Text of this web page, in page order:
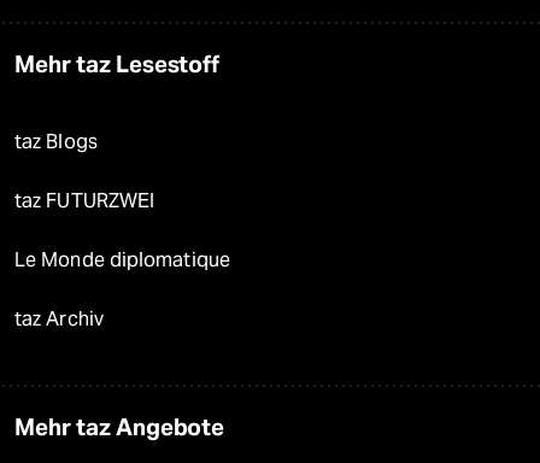
Mehr taz Lesestoff
taz Blogs
taz FUTURZWEI
Le Monde diplomatique
taz Archiv
Mehr taz Angebote